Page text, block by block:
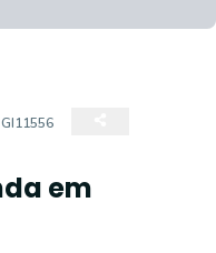
GI11556
em